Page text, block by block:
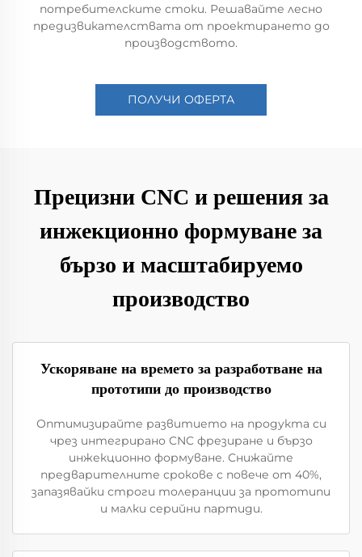
потребителските стоки. Решавайте лесно
предизвикателствата от проектирането до
производството.
ПОЛУЧИ ОФЕРТА
Прецизни CNC и решения за
инжекционно формуване за
бързо и масштабируемо
производство
Ускоряване на времето за разработване на
прототипи до производство
Оптимизирайте развитието на продукта си
чрез интегрирано CNC фрезиране и бързо
инжекционно формуване. Снижайте
предварителните срокове с повече от 40%,
запазявайки строги толеранции за прототипи
и малки серийни партиди.